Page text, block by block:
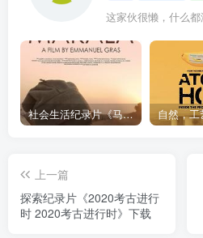
这家伙很懒，什么
社会生活纪录片《马加拉 Makala》下载
上一篇
探索纪录片《2020考古进行
时 2020考古进行时》下载